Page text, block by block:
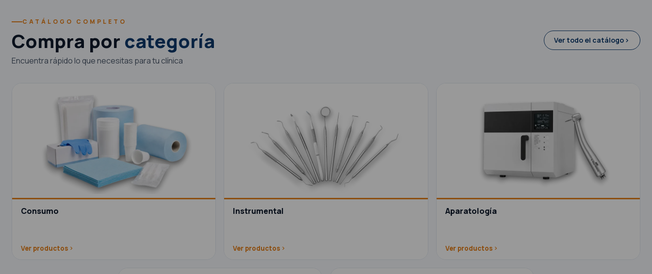
CATÁLOGO COMPLETO
Compra por categoría
Encuentra rápido lo que necesitas para tu clínica
Ver todo el catálogo
Consumo
Ver productos
Instrumental
Ver productos
Aparatología
Ver productos